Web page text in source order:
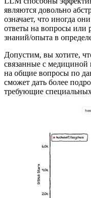
являются довольно
означает, что иногда
ответы на вопросы или
знаний/опыта в
Допустим, вы хотите,
связанные с
на общие вопросы по
сможет дать более
требующие